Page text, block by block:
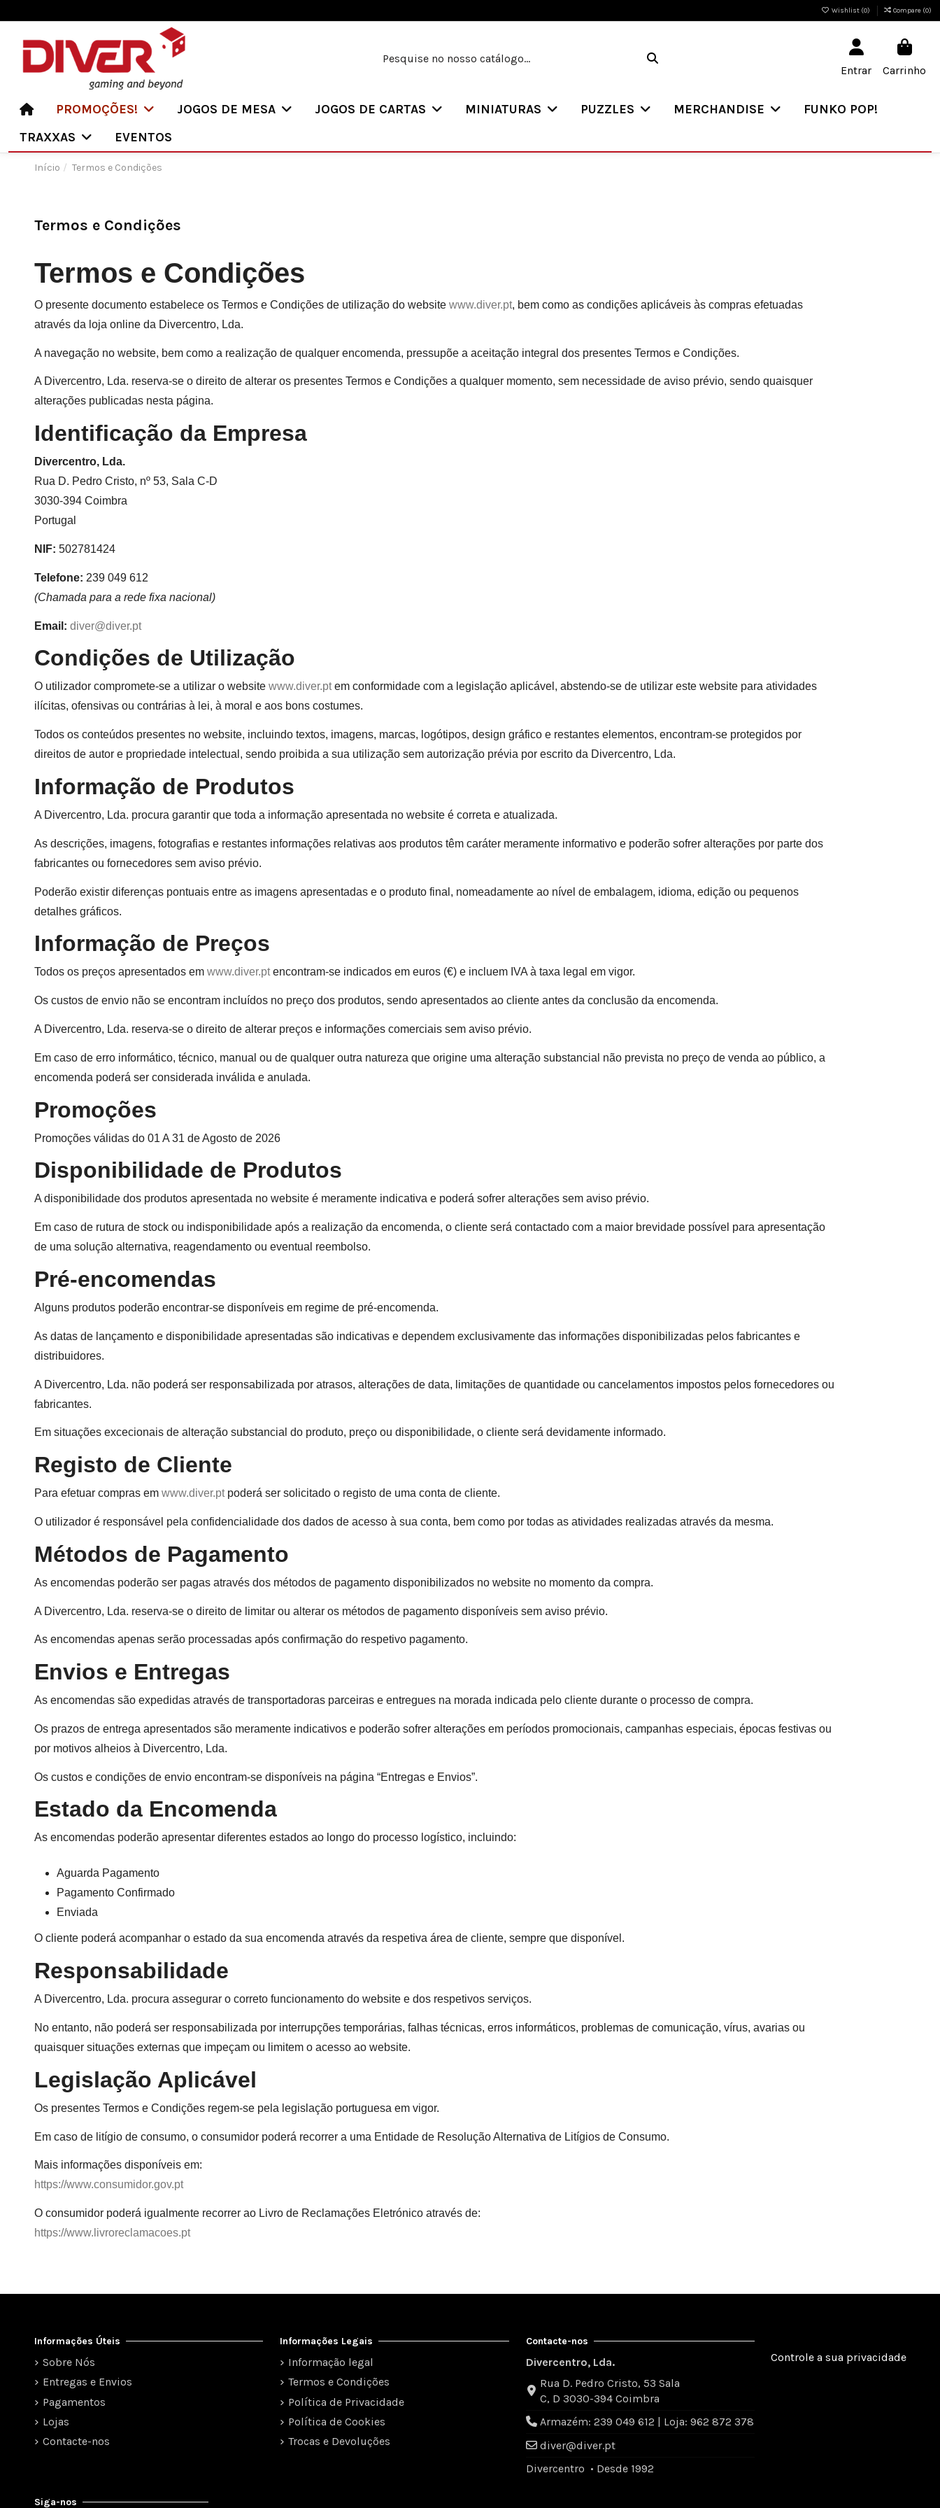
Wishlist (0) Compare (0)
Entrar Carrinho
PROMOÇÕES! JOGOS DE MESA JOGOS DE CARTAS MINIATURAS PUZZLES MERCHANDISE
FUNKO POP!
TRAXXAS
EVENTOS
Início Termos e Condições
Termos e Condições
Termos e Condições
O presente documento estabelece os Termos e Condições de utilização do website www.diver.pt, bem como as condições aplicáveis às compras efetuadas
através da loja online da Divercentro, Lda.
A navegação no website, bem como a realização de qualquer encomenda, pressupõe a aceitação integral dos presentes Termos e Condições.
A Divercentro, Lda. reserva-se o direito de alterar os presentes Termos e Condições a qualquer momento, sem necessidade de aviso prévio, sendo quaisquer
alterações publicadas nesta página.
Identificação da Empresa
Divercentro, Lda.
Rua D. Pedro Cristo, nº 53, Sala C-D
3030-394 Coimbra
Portugal
NIF: 502781424
Telefone: 239 049 612
(Chamada para a rede fixa nacional)
Email: diver@diver.pt
Condições de Utilização
O utilizador compromete-se a utilizar o website www.diver.ptem conformidade com a legislação aplicável, abstendo-se de utilizar este website para atividades
ilícitas, ofensivas ou contrárias à lei, à moral e aos bons costumes.
Todos os conteúdos presentes no website, incluindo textos, imagens, marcas, logótipos, design gráfico e restantes elementos, encontram-se protegidos por
direitos de autor e propriedade intelectual, sendo proibida a sua utilização sem autorização prévia por escrito da Divercentro, Lda.
Informação de Produtos
A Divercentro, Lda. procura garantir que toda a informação apresentada no website é correta e atualizada.
As descrições, imagens, fotografias e restantes informações relativas aos produtos têm caráter meramente informativo e poderão sofrer alterações por parte dos
fabricantes ou fornecedores sem aviso prévio.
Poderão existir diferenças pontuais entre as imagens apresentadas e o produto final, nomeadamente ao nível de embalagem, idioma, edição ou pequenos
detalhes gráficos.
Informação de Preços
Todos os preços apresentados em www.diver.ptencontram-se indicados em euros (€) e incluem IVA à taxa legal em vigor.
Os custos de envio não se encontram incluídos no preço dos produtos, sendo apresentados ao cliente antes da conclusão da encomenda.
A Divercentro, Lda. reserva-se o direito de alterar preços e informações comerciais sem aviso prévio.
Em caso de erro informático, técnico, manual ou de qualquer outra natureza que origine uma alteração substancial não prevista no preço de venda ao público, a
encomenda poderá ser considerada inválida e anulada.
Promoções
Promoções válidas do 01 A 31 de Agosto de 2026
Disponibilidade de Produtos
A disponibilidade dos produtos apresentada no website é meramente indicativa e poderá sofrer alterações sem aviso prévio.
Em caso de rutura de stock ou indisponibilidade após a realização da encomenda, o cliente será contactado com a maior brevidade possível para apresentação
de uma solução alternativa, reagendamento ou eventual reembolso.
Pré-encomendas
Alguns produtos poderão encontrar-se disponíveis em regime de pré-encomenda.
As datas de lançamento e disponibilidade apresentadas são indicativas e dependem exclusivamente das informações disponibilizadas pelos fabricantes e
distribuidores.
A Divercentro, Lda. não poderá ser responsabilizada por atrasos, alterações de data, limitações de quantidade ou cancelamentos impostos pelos fornecedores ou
fabricantes.
Em situações excecionais de alteração substancial do produto, preço ou disponibilidade, o cliente será devidamente informado.
Registo de Cliente
Para efetuar compras em www.diver.ptpoderá ser solicitado o registo de uma conta de cliente.
O utilizador é responsável pela confidencialidade dos dados de acesso à sua conta, bem como por todas as atividades realizadas através da mesma.
Métodos de Pagamento
As encomendas poderão ser pagas através dos métodos de pagamento disponibilizados no website no momento da compra.
A Divercentro, Lda. reserva-se o direito de limitar ou alterar os métodos de pagamento disponíveis sem aviso prévio.
As encomendas apenas serão processadas após confirmação do respetivo pagamento.
Envios e Entregas
As encomendas são expedidas através de transportadoras parceiras e entregues na morada indicada pelo cliente durante o processo de compra.
Os prazos de entrega apresentados são meramente indicativos e poderão sofrer alterações em períodos promocionais, campanhas especiais, épocas festivas ou
por motivos alheios à Divercentro, Lda.
Os custos e condições de envio encontram-se disponíveis na página “Entregas e Envios”.
Estado da Encomenda
As encomendas poderão apresentar diferentes estados ao longo do processo logístico, incluindo:
Aguarda Pagamento
Pagamento Confirmado
Enviada
O cliente poderá acompanhar o estado da sua encomenda através da respetiva área de cliente, sempre que disponível.
Responsabilidade
A Divercentro, Lda. procura assegurar o correto funcionamento do website e dos respetivos serviços.
No entanto, não poderá ser responsabilizada por interrupções temporárias, falhas técnicas, erros informáticos, problemas de comunicação, vírus, avarias ou
quaisquer situações externas que impeçam ou limitem o acesso ao website.
Legislação Aplicável
Os presentes Termos e Condições regem-se pela legislação portuguesa em vigor.
Em caso de litígio de consumo, o consumidor poderá recorrer a uma Entidade de Resolução Alternativa de Litígios de Consumo.
Mais informações disponíveis em:
https://www.consumidor.gov.pt
O consumidor poderá igualmente recorrer ao Livro de Reclamações Eletrónico através de:
https://www.livroreclamacoes.pt
Informações Úteis
Sobre Nós
Entregas e Envios
Pagamentos
Lojas
Contacte-nos
Informações Legais
Informação legal
Termos e Condições
Política de Privacidade
Política de Cookies
Trocas e Devoluções
Contacte-nos
Divercentro, Lda.
Rua D. Pedro Cristo, 53 Sala
C, D 3030-394 Coimbra
Armazém: 239 049 612 | Loja: 962 872 378
diver@diver.pt
Divercentro • Desde 1992
Controle a sua privacidade
Siga-nos